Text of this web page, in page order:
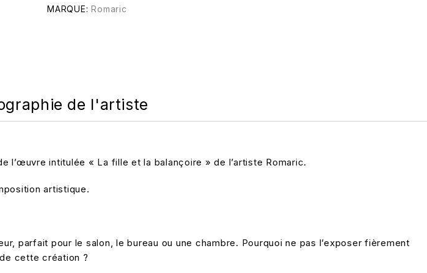
MARQUE: Romaric
de l'artiste
l’œuvre intitulée « La fille et la balançoire » de l’artiste Romaric.
artistique.
parfait pour le salon, le bureau ou une chambre. Pourquoi ne pas l’exposer fièrement
cette création ?